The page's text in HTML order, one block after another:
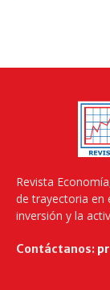
Revista
de trayectoria en
inversión y la
Contáctanos: